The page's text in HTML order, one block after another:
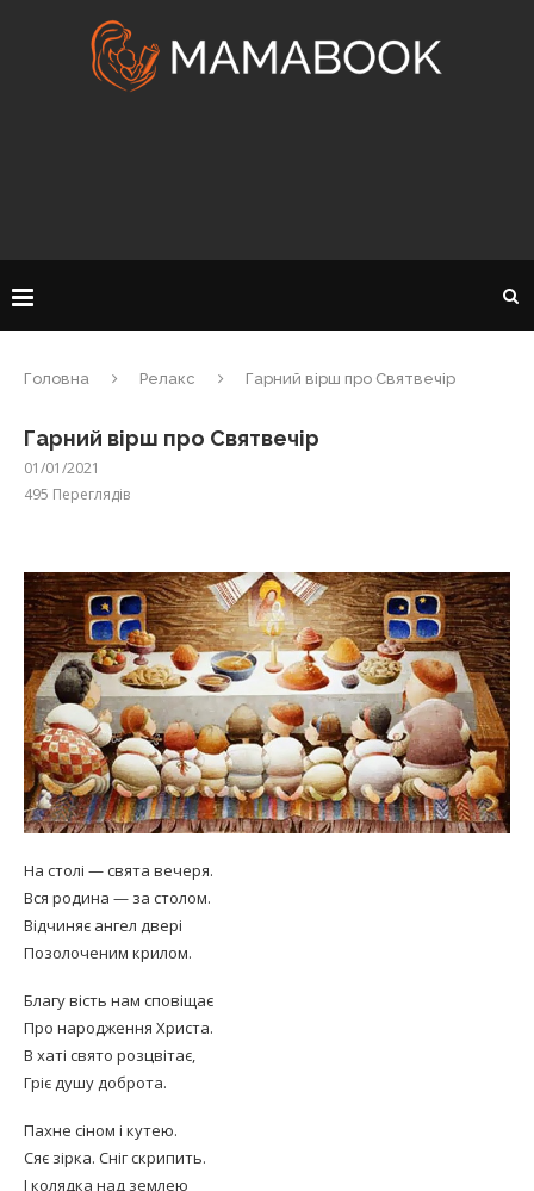
Головна Релакс Гарний вірш про Святвечір
Гарний вірш про Святвечір
01/01/2021
495 Переглядів
На столі — свята вечеря.
Вся родина — за столом.
Відчиняє ангел двері
Позолоченим крилом.
Благу вість нам сповіщає
Про народження Христа.
В хаті свято розцвітає,
Гріє душу доброта.
Пахне сіном і кутею.
Сяє зірка. Сніг скрипить.
І колядка над землею